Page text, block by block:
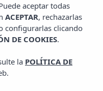
y tranquilas
aceptar todas
ACEPTAR, rechazarlas
configurarlas clicando
DE COOKIES.
la POLÍTICA DE